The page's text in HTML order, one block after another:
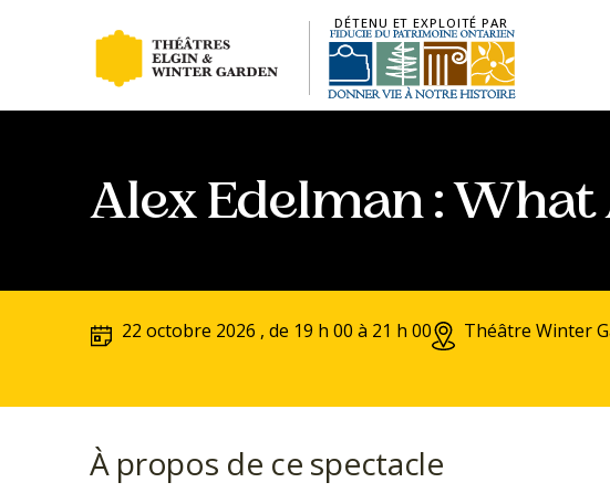
DÉTENU ET EXPLOITÉ PAR
Alex Edelman : What
22 octobre 2026 , de 19 h 00 à 21 h 00 Théâtre Winter
À propos de ce spectacle